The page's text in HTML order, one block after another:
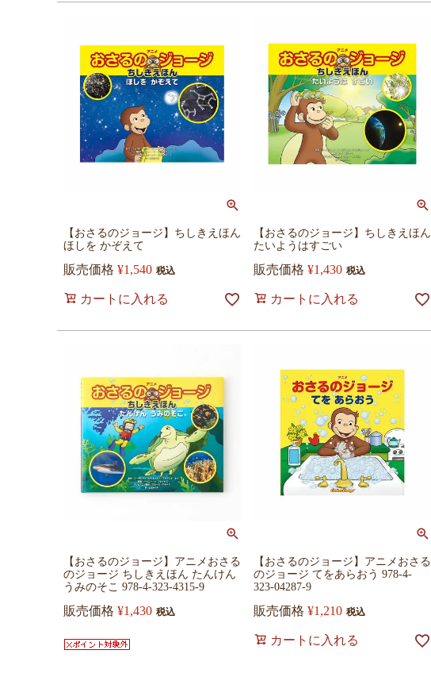
【おさるのジョージ】ちしきえほん
ほしを かぞえて
販売価格 ¥1,540 税込
カートに入れる
【おさるのジョージ】ちしきえほん
たいようはすごい
販売価格 ¥1,430 税込
カートに入れる
【おさるのジョージ】アニメおさる
のジョージ ちしきえほん たんけん
うみのそこ 978-4-323-4315-9
販売価格 ¥1,430 税込
【おさるのジョージ】アニメおさる
のジョージ てをあらおう 978-4-
323-04287-9
販売価格 ¥1,210 税込
カートに入れる